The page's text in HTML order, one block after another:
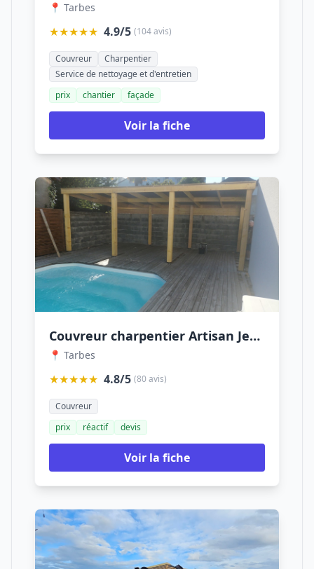
📍 Tarbes
★★★★★ 4.9/5 (104 avis)
Couvreur
Charpentier
Service de nettoyage et d'entretien
prix
chantier façade
Voir la fiche
Couvreur charpentier Artisan Jean Louis Medou
📍 Tarbes
★★★★★ 4.8/5 (80 avis)
Couvreur
prix
réactif devis
Voir la fiche